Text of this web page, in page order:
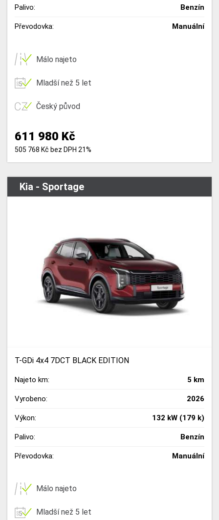
Palivo: Benzín
Převodovka: Manuální
Málo najeto
Mladší než 5 let
Český původ
611 980 Kč
505 768 Kč bez DPH 21%
Kia - Sportage
T-GDi 4x4 7DCT BLACK EDITION
Najeto km: 5 km
Vyrobeno: 2026
Výkon: 132 kW (179 k)
Palivo: Benzín
Převodovka: Manuální
Málo najeto
Mladší než 5 let